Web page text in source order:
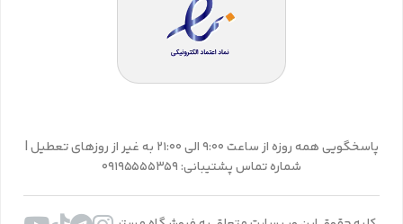
پاسخگویی همه روزه از ساعت 9:00 الی 21:00 به غیر از روزهای تعطیل |
شماره تماس پشتیبانی: 09195555359